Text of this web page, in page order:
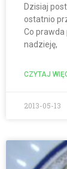
Dzisiaj
ostatnio
Co prawda
nadzieję,
CZYTAJ
2013-05-13